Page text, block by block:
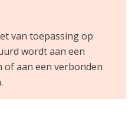
van toepassing op
wordt aan een
of aan een verbonden